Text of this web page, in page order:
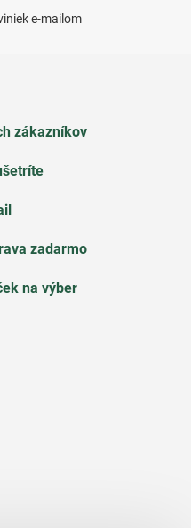
e-mailom
zákazníkov
zadarmo
na výber